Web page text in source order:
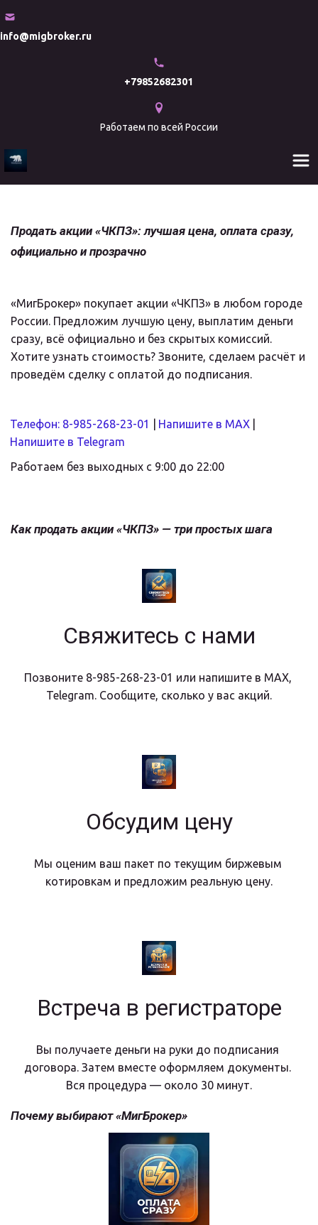
info@migbroker.ru
+79852682301
Работаем по всей России
Продать акции «ЧКПЗ»: лучшая цена, оплата сразу,
официально и прозрачно
«МигБрокер» покупает акции «ЧКПЗ» в любом городе
России. Предложим лучшую цену, выплатим деньги
сразу, всё официально и без скрытых комиссий.
Хотите узнать стоимость? Звоните, сделаем расчёт и
проведём сделку с оплатой до подписания.
Телефон: 8-985-268-23-01 Напишите в MAX
Напишите в Telegram
Работаем без выходных с 9:00 до 22:00
Как продать акции «ЧКПЗ» — три простых шага
Свяжитесь с нами
Позвоните 8-985-268-23-01 или напишите в MAX,
Telegram. Сообщите, сколько у вас акций.
Обсудим цену
Мы оценим ваш пакет по текущим биржевым
котировкам и предложим реальную цену.
Встреча в регистраторе
Вы получаете деньги на руки до подписания
договора. Затем вместе оформляем документы.
Вся процедура — около 30 минут.
Почему выбирают «МигБрокер»